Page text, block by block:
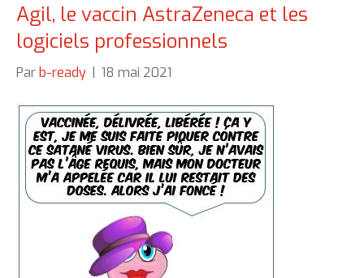
Agil, le vaccin AstraZeneca et les
logiciels professionnels
Par b-ready 18 mai 2021